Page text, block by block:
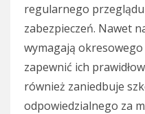
regularnego
zabezpieczeń. Nawet
wymagają
zapewnić ich
również zaniedbuje
odpowiedzialnego za